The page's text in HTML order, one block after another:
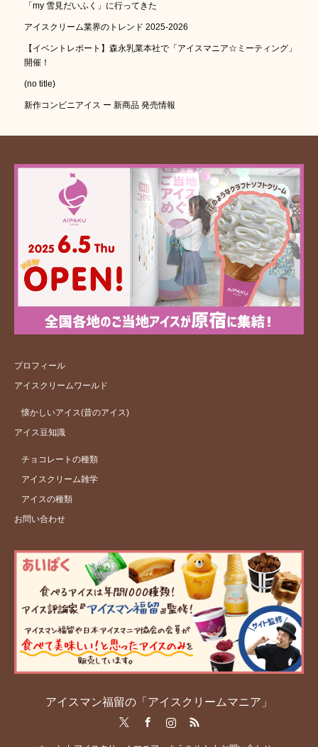
「my 雪見だいふく」に行ってきた
アイスクリーム業界のトレンド 2025-2026
【イベントレポート】森永乳業本社で「アイスマニア☆ミーティング」
開催！
(no title)
新作コンビニアイス ー 新商品 発売情報
プロフィール
アイスクリームワールド
懐かしいアイス(昔のアイス)
アイス豆知識
チョコレートの種類
アイスクリーム雑学
アイスの種類
お問い合わせ
アイスマン福留の「アイスクリームマニア」
RSS